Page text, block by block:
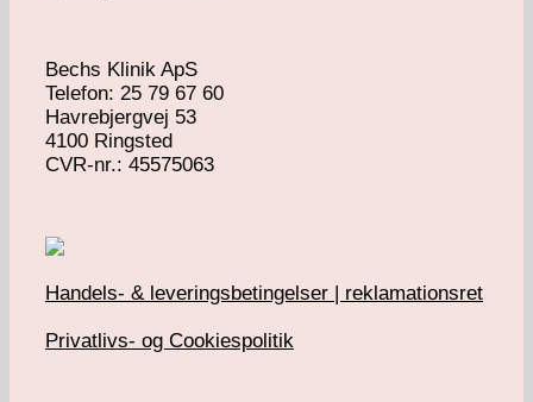
Bechs Klinik ApS
Telefon: 25 79 67 60
Havrebjergvej 53
4100 Ringsted
​CVR-nr.: 45575063
Handels- & leveringsbetingelser | reklamationsret
Privatlivs- og Cookiespolitik